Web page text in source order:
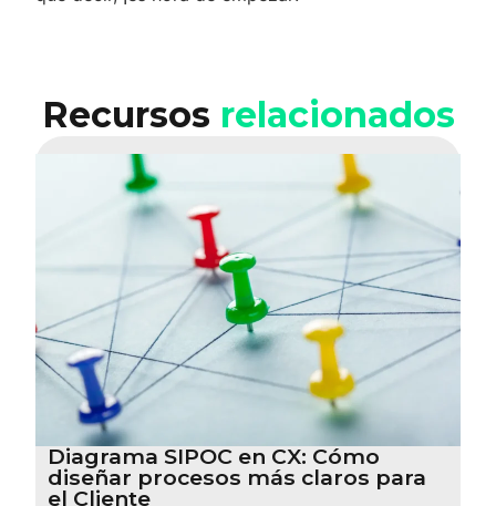
Recursos relacionados
Diagrama SIPOC en CX: Cómo
diseñar procesos más claros para
el Cliente